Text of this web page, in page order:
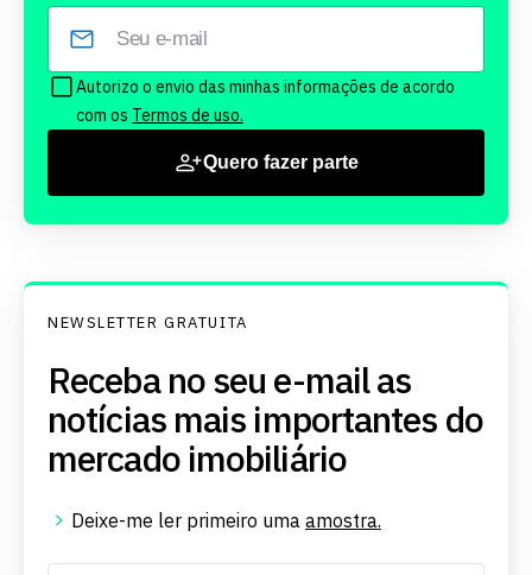
Autorizo o envio das minhas informações de acordo
com os Termos de uso.
Quero fazer parte
NEWSLETTER GRATUITA
Receba no seu e-mail as
notícias mais importantes do
mercado imobiliário
Deixe-me ler primeiro uma amostra.